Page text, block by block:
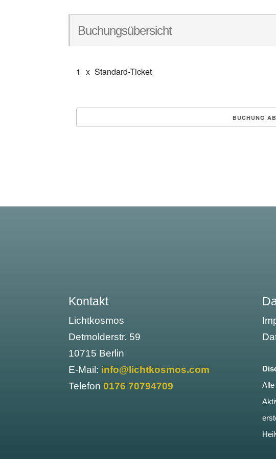
Buchungsübersicht
1 x Standard-Ticket
Kontakt
Lichtkosmos
Detmolderstr. 59
10715 Berlin
E-Mail: info@lichtkosmos.com
Telefon0176 70794709